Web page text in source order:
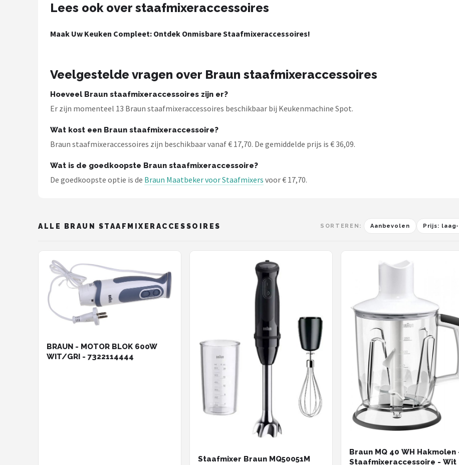
KitchenBrothers
Lees ook over staafmixeraccessoires
Maak Uw Keuken Compleet: Ontdek Onmisbare Staafmixeraccessoires!
Veelgestelde vragen over Braun staafmixeraccessoires
Hoeveel Braun staafmixeraccessoires zijn er?
Er zijn momenteel 13 Braun staafmixeraccessoires beschikbaar bij Keukenmachine Spot.
Wat kost een Braun staafmixeraccessoire?
Braun staafmixeraccessoires zijn beschikbaar vanaf € 17,70. De gemiddelde prijs is € 36,09.
Wat is de goedkoopste Braun staafmixeraccessoire?
De goedkoopste optie is de Braun Maatbeker voor Staafmixers voor € 17,70.
ALLE BRAUN STAAFMIXERACCESSOIRES SORTEREN: Aanbevolen Prijs:
BRAUN - MOTOR BLOK 600W
WIT/GRI - 7322114444
Staafmixer Braun MQ50051M
Braun MQ 40 WH Hakmolen
Staafmixeraccessoire - Wit